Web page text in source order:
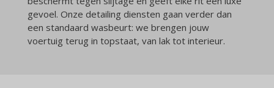
gevoel. Onze detailing diensten gaan verder dan
een standaard wasbeurt: we brengen jouw
voertuig terug in topstaat, van lak tot interieur.